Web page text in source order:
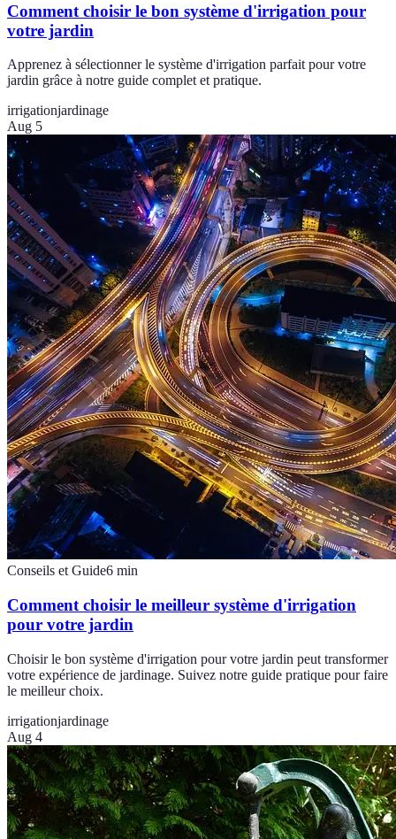
Comment choisir le bon système d'irrigation pour
votre jardin
Apprenez à sélectionner le système d'irrigation parfait pour votre
jardin grâce à notre guide complet et pratique.
irrigationjardinage
Aug 5
Conseils et Guide6 min
Comment choisir le meilleur système d'irrigation
pour votre jardin
Choisir le bon système d'irrigation pour votre jardin peut transformer
votre expérience de jardinage. Suivez notre guide pratique pour faire
le meilleur choix.
irrigationjardinage
Aug 4